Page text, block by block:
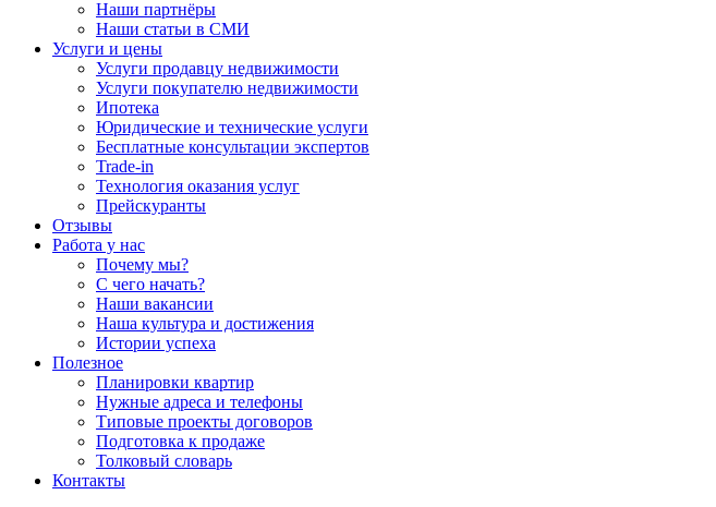
Наши партнёры
Наши статьи в СМИ
Услуги и цены
Услуги продавцу недвижимости
Услуги покупателю недвижимости
Ипотека
Юридические и технические услуги
Бесплатные консультации экспертов
Trade-in
Технология оказания услуг
Прейскуранты
Отзывы
Работа у нас
Почему мы?
С чего начать?
Наши вакансии
Наша культура и достижения
Истории успеха
Полезное
Планировки квартир
Нужные адреса и телефоны
Типовые проекты договоров
Подготовка к продаже
Толковый словарь
Контакты